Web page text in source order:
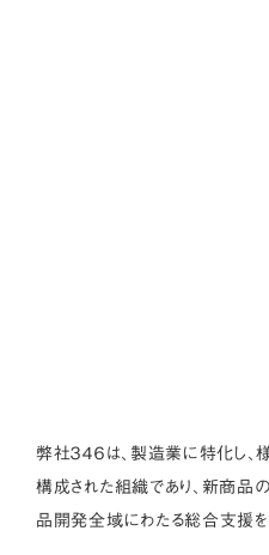
弊社３４６は、製造業に特化し
構成された組織であり、新商品
品開発全域にわたる総合支援を